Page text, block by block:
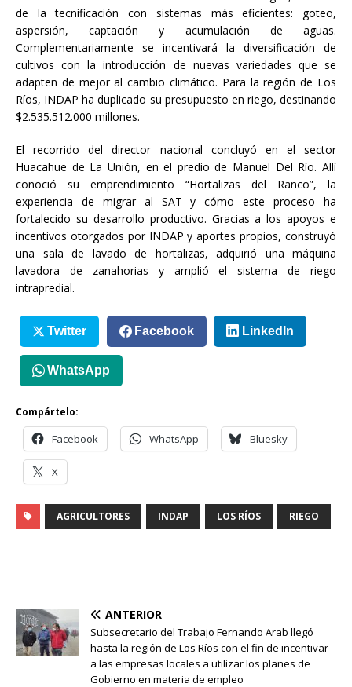
de la tecnificación con sistemas más eficientes: goteo,
aspersión, captación y acumulación de aguas.
Complementariamente se incentivará la diversificación de
cultivos con la introducción de nuevas variedades que se
adapten de mejor al cambio climático. Para la región de Los
Ríos, INDAP ha duplicado su presupuesto en riego, destinando
$2.535.512.000 millones.
El recorrido del director nacional concluyó en el sector
Huacahue de La Unión, en el predio de Manuel Del Río. Allí
conoció su emprendimiento “Hortalizas del Ranco”, la
experiencia de migrar al SAT y cómo este proceso ha
fortalecido su desarrollo productivo. Gracias a los apoyos e
incentivos otorgados por INDAP y aportes propios, construyó
una sala de lavado de hortalizas, adquirió una máquina
lavadora de zanahorias y amplió el sistema de riego
intrapredial.
Twitter Facebook LinkedIn
WhatsApp
Compártelo:
Facebook WhatsApp Bluesky
X
AGRICULTORES INDAP LOS RÍOS RIEGO
ANTERIOR
Subsecretario del Trabajo Fernando Arab llegó
hasta la región de Los Ríos con el fin de incentivar
a las empresas locales a utilizar los planes de
Gobierno en materia de empleo